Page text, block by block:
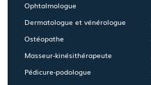
Ophtalmologue
Dermatologue et vénérologue
Ostéopathe
Masseur-kinésithérapeute
Pédicure-podologue